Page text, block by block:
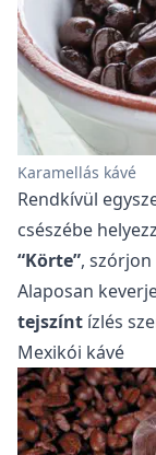
Karamellás kávé
Rendkívül
csészébe
“Körte”, szórjon
Alaposan
tejszínt ízlés
Mexikói kávé